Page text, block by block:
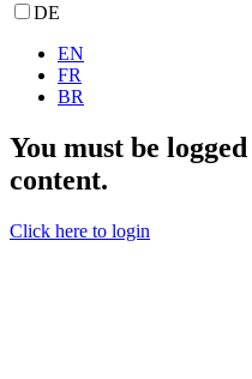
DE
EN
FR
BR
You must be
content.
Click here to login